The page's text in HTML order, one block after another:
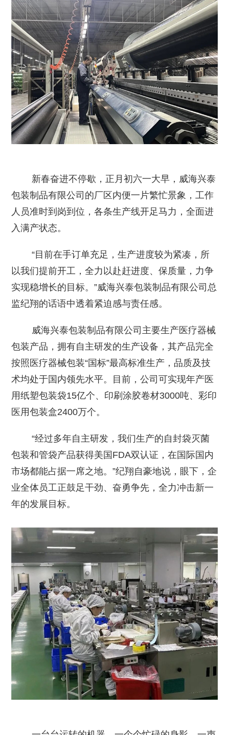
新春奋进不停歇，正月初六一大早，威海兴泰
包装制品有限公司的厂区内便一片繁忙景象，工作
人员准时到岗到位，各条生产线开足马力，全面进
入满产状态。
“目前在手订单充足，生产进度较为紧凑，所
以我们提前开工，全力以赴赶进度、保质量，力争
实现稳增长的目标。”威海兴泰包装制品有限公司总
监纪翔的话语中透着紧迫感与责任感。
威海兴泰包装制品有限公司主要生产医疗器械
包装产品，拥有自主研发的生产设备，其产品完全
按照医疗器械包装“国标”最高标准生产，品质及技
术均处于国内领先水平。目前，公司可实现年产医
用纸塑包装袋15亿个、印刷涂胶卷材3000吨、彩印
医用包装盒2400万个。
“经过多年自主研发，我们生产的自封袋灭菌
包装和管袋产品获得美国FDA双认证，在国际国内
市场都能占据一席之地。”纪翔自豪地说，眼下，企
业全体员工正鼓足干劲、奋勇争先，全力冲击新一
年的发展目标。